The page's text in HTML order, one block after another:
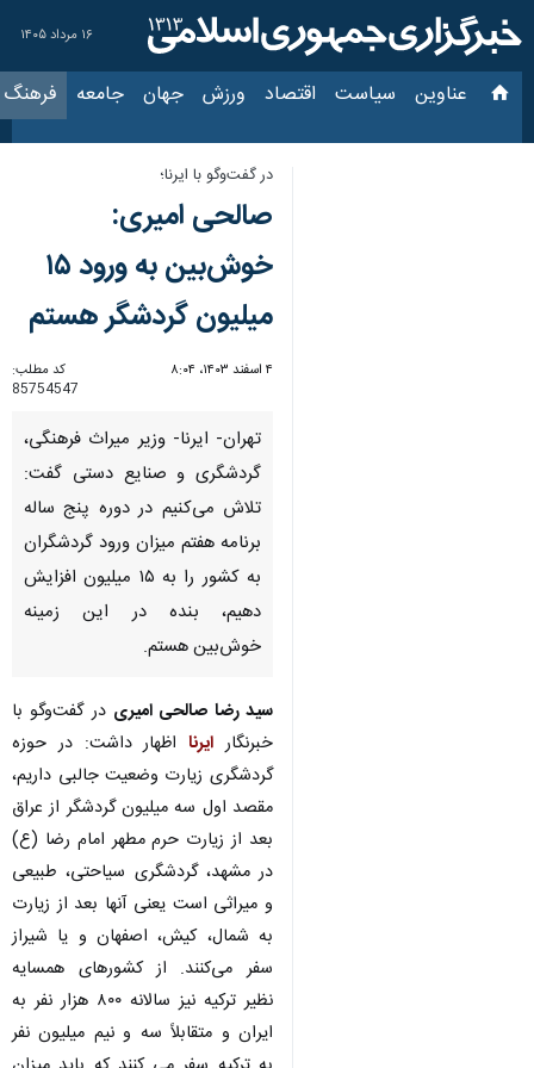
۱۶ مرداد ۱۴۰۵
عناوین‌ سیاست اقتصاد ورزش جهان جامعه فرهنگ
در گفت‌وگو با ایرنا؛
صالحی امیری:
خوش‌بین به ورود ۱۵
میلیون گردشگر هستم
۴ اسفند ۱۴۰۳، ۸:۰۴
کد مطلب:
85754547
تهران- ایرنا- وزیر میراث فرهنگی،
گردشگری و صنایع دستی گفت:
تلاش می‌کنیم در دوره پنج ساله
برنامه هفتم میزان ورود گردشگران
به کشور را به ۱۵ میلیون افزایش
دهیم، بنده در این زمینه خوش‌بین
هستم.
سید رضا صالحی امیری در گفت‌وگو با
خبرنگار ایرنااظهار داشت: در حوزه
گردشگری زیارت وضعیت جالبی داریم،
مقصد اول سه میلیون گردشگر از عراق
بعد از زیارت حرم مطهر امام رضا (ع)
در مشهد، گردشگری سیاحتی، طبیعی
و میراثی است یعنی آنها بعد از زیارت
به شمال، کیش، اصفهان و یا شیراز
سفر می‌کنند. از کشورهای همسایه
نظیر ترکیه نیز سالانه ۸۰۰ هزار نفر به
ایران و متقابلاً سه و نیم میلیون نفر به